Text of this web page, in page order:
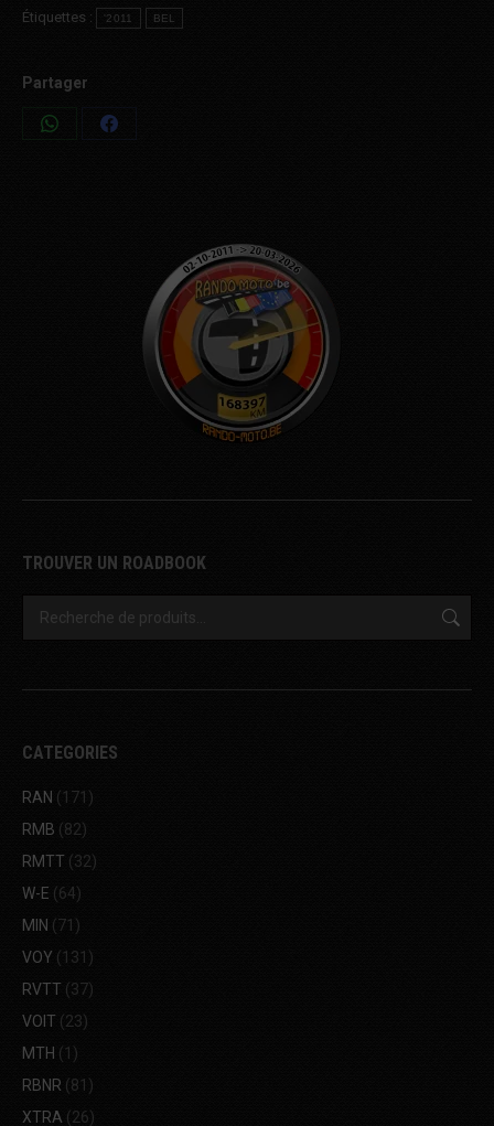
Étiquettes : '2011 BEL
Partager
Share
Share
TROUVER UN ROADBOOK
CATEGORIES
RAN (171)
RMB (82)
RMTT (32)
W-E (64)
MIN (71)
VOY (131)
RVTT (37)
VOIT (23)
MTH (1)
RBNR (81)
XTRA (26)